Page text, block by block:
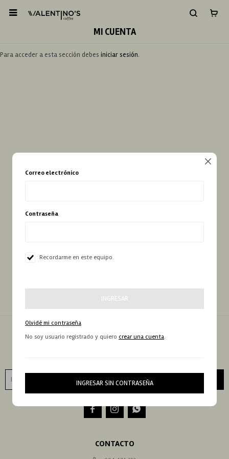

Correo electrónico
Contraseña
Recordarme en este equipo.
INGRESAR
Olvidé mi contraseña
No soy usuario registrado y quiero crear una cuenta.
INGRESAR SIN CONTRASEÑA

MI CUENTA
Para acceder a esta sección debes iniciar sesión.
CONTACTO
NEWSLETTER
  